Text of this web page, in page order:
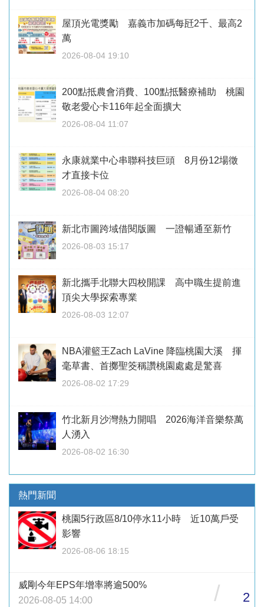
屋頂光電獎勵 嘉義市加碼每瓩2千、最高2
萬
2026-08-04 19:10
200點抵農會消費、100點抵醫療補助 桃園
敬老愛心卡116年起全面擴大
2026-08-04 11:07
永康就業中心串聯科技巨頭 8月份12場徵
才直接卡位
2026-08-04 08:20
新北市圖跨域借閱版圖 一證暢通至新竹
2026-08-03 15:17
新北攜手北聯大四校開課 高中職生提前進
頂尖大學探索專業
2026-08-03 12:07
NBA灌籃王Zach LaVine 降臨桃園大溪 揮
毫草書、首擲聖筊稱讚桃園處處是驚喜
2026-08-02 17:29
竹北新月沙灣熱力開唱 2026海洋音樂祭萬
人湧入
2026-08-02 16:30
熱門新聞
桃園5行政區8/10停水11小時 近10萬戶受
影響
2026-08-06 18:15
威剛今年EPS年增率將逾500%
2026-08-05 14:00
/ 2